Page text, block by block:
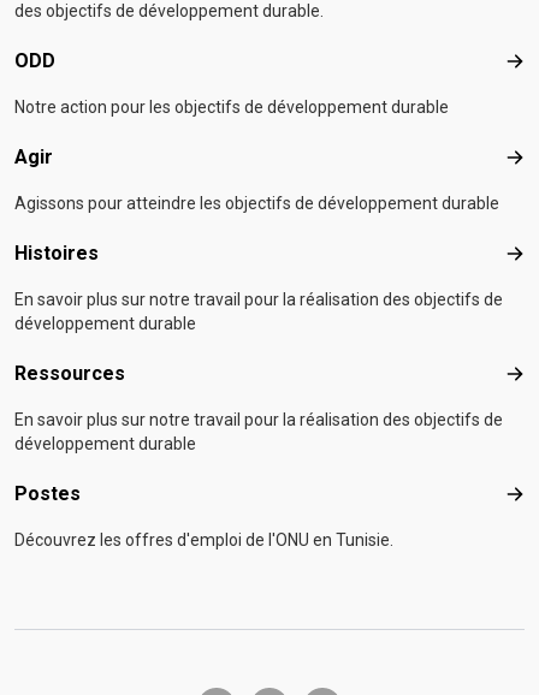
des objectifs de développement durable.
ODD
Notre action pour les objectifs de développement durable
Agir Agir
Agissons pour atteindre les objectifs de développement durable
Histoires
En savoir plus sur notre travail pour la réalisation des objectifs de
développement durable
Ressources
En savoir plus sur notre travail pour la réalisation des objectifs de
développement durable
Postes
Découvrez les offres d'emploi de l'ONU en Tunisie.